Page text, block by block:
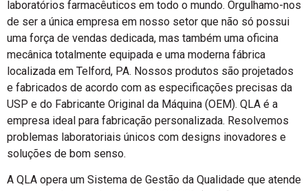
laboratórios farmacêuticos em todo o mundo. Orgulhamo-nos
de ser a única empresa em nosso setor que não só possui
uma força de vendas dedicada, mas também uma oficina
mecânica totalmente equipada e uma moderna fábrica
localizada em Telford, PA. Nossos produtos são projetados
e fabricados de acordo com as especificações precisas da
USP e do Fabricante Original da Máquina (OEM). QLA é a
empresa ideal para fabricação personalizada. Resolvemos
problemas laboratoriais únicos com designs inovadores e
soluções de bom senso.
A QLA opera um Sistema de Gestão da Qualidade que atende